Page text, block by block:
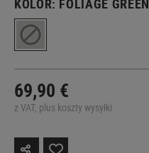
69,90 €
z VAT, plus koszty wysyłki